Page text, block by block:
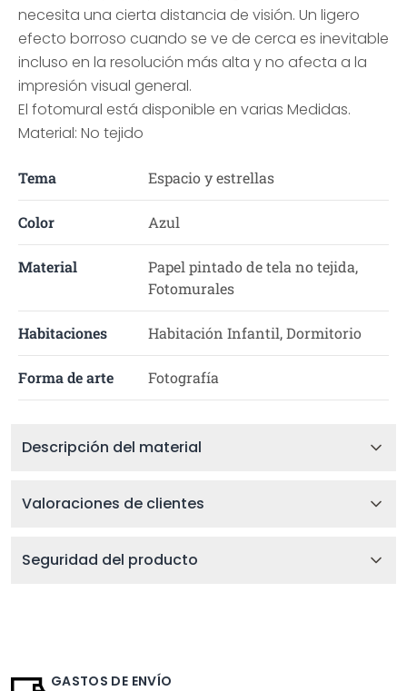
necesita una cierta distancia de visión. Un ligero
efecto borroso cuando se ve de cerca es inevitable
incluso en la resolución más alta y no afecta a la
impresión visual general.
El fotomural está disponible en varias Medidas.
Material: No tejido
Tema Espacio y estrellas
Color Azul
Material
Papel pintado de tela no tejida,
Fotomurales
Habitaciones Habitación Infantil, Dormitorio
Forma de arte Fotografía
Descripción del material
Valoraciones de clientes
Seguridad del producto
GASTOS DE ENVÍO